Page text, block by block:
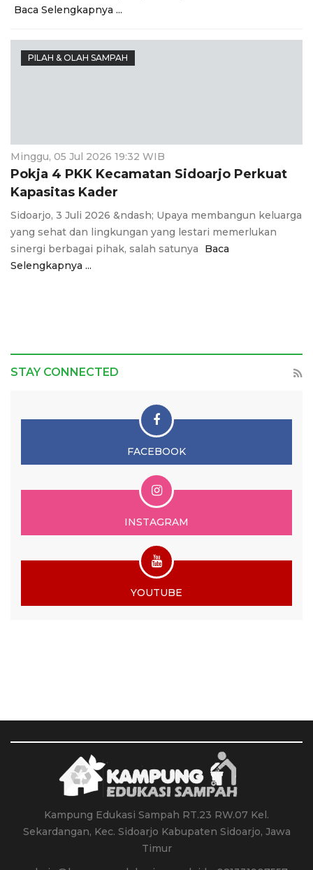
Baca Selengkapnya ...
PILAH & OLAH SAMPAH
Minggu, 05 Jul 2026 19:32 WIB
Pokja 4 PKK Kecamatan Sidoarjo Perkuat
Kapasitas Kader
Sidoarjo, 3 Juli 2026 &ndash; Upaya membangun keluarga
yang sehat dan lingkungan yang lestari memerlukan
sinergi berbagai pihak, salah satunya
Baca
Selengkapnya ...
STAY CONNECTED
FACEBOOK
INSTAGRAM
YOUTUBE
Kampung Edukasi Sampah RT.23 RW.07 Kel.
Sekardangan, Kec. Sidoarjo Kabupaten Sidoarjo, Jawa
Timur